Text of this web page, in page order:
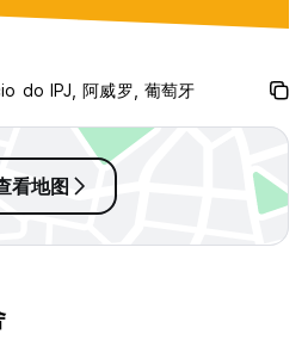
also very
microwave with
The breakfast
was very good
do IPJ, 阿威罗, 葡萄牙
看地图